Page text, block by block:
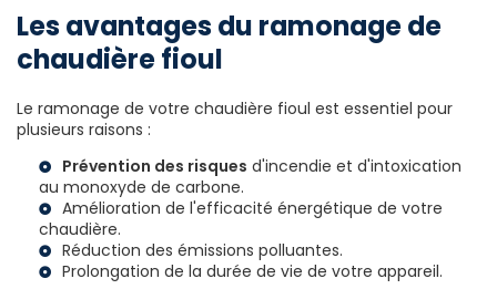
Les avantages du ramonage de
chaudière fioul
Le ramonage de votre chaudière fioul est essentiel pour
plusieurs raisons :
Prévention des risques d'incendie et d'intoxication
au monoxyde de carbone.
Amélioration de l'efficacité énergétique de votre
chaudière.
Réduction des émissions polluantes.
Prolongation de la durée de vie de votre appareil.